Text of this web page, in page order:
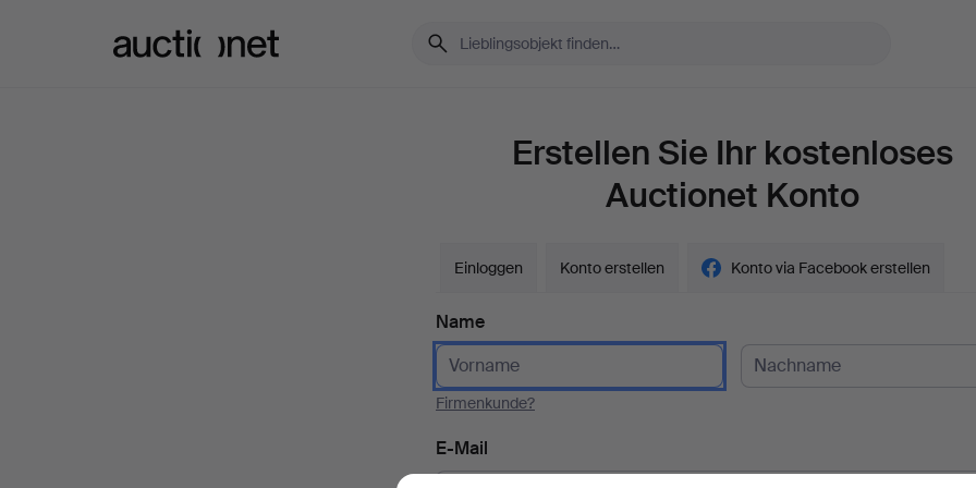
Erstellen Sie Ihr kostenloses
Auctionet Konto
Einloggen Konto erstellen Konto via Facebook erstellen
Name
Firmenkunde?
E-Mail